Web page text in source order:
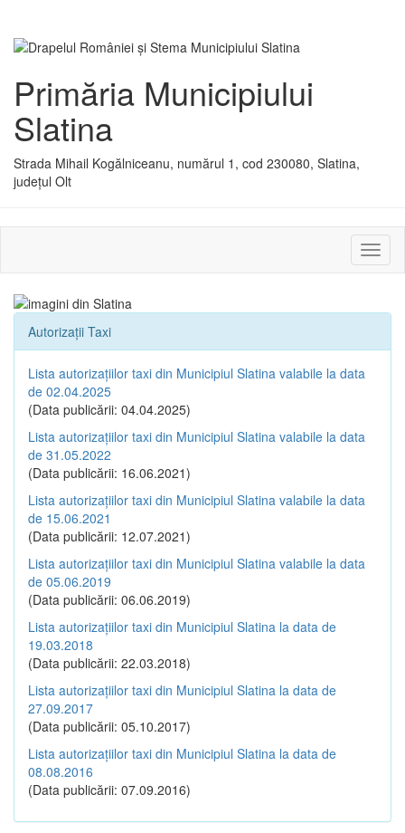
Primăria Municipiului
Slatina
Strada Mihail Kogălniceanu, numărul 1, cod 230080, Slatina,
județul Olt
sau
Autorizații Taxi
Lista autorizațiilor taxi din Municipiul Slatina valabile la data
de 02.04.2025
(Data publicării: 04.04.2025)
Lista autorizațiilor taxi din Municipiul Slatina valabile la data
de 31.05.2022
(Data publicării: 16.06.2021)
Lista autorizațiilor taxi din Municipiul Slatina valabile la data
de 15.06.2021
(Data publicării: 12.07.2021)
Lista autorizațiilor taxi din Municipiul Slatina valabile la data
de 05.06.2019
(Data publicării: 06.06.2019)
Lista autorizațiilor taxi din Municipiul Slatina la data de
19.03.2018
(Data publicării: 22.03.2018)
Lista autorizațiilor taxi din Municipiul Slatina la data de
27.09.2017
(Data publicării: 05.10.2017)
Lista autorizațiilor taxi din Municipiul Slatina la data de
08.08.2016
(Data publicării: 07.09.2016)